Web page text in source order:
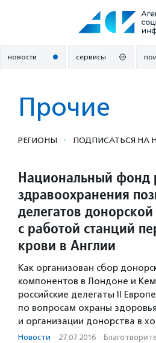
новости сервисы
Прочие
РЕГИОНЫ · ПОДПИСАТЬСЯ НА
Национальный фонд
здравоохранения
делегатов
с работой станций
крови в Англии
Как организован сбор
компонентов в Лондоне и
российские делегаты II
по вопросам охраны
и организации донорства в
Новости · 27.07.2016 ·